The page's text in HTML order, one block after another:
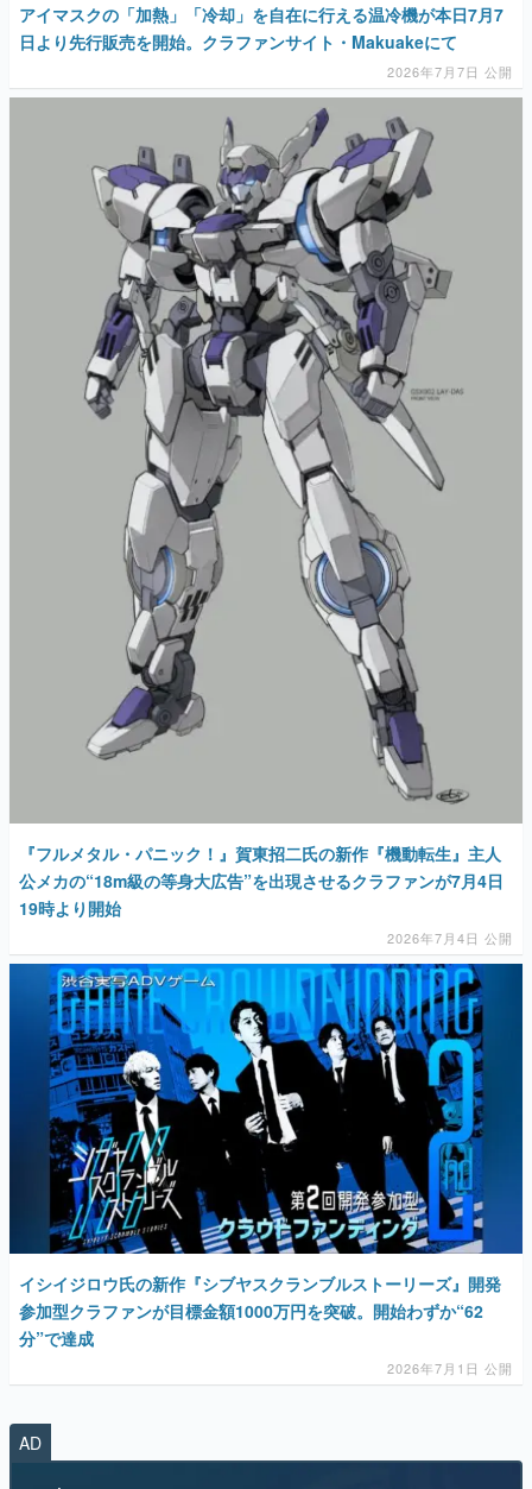
アイマスクの「加熱」「冷却」を自在に行える温冷機が本日7月7
日より先行販売を開始。クラファンサイト・Makuakeにて
2026年7月7日 公開
『フルメタル・パニック！』賀東招二氏の新作『機動転生』主人
公メカの“18m級の等身大広告”を出現させるクラファンが7月4日
19時より開始
2026年7月4日 公開
イシイジロウ氏の新作『シブヤスクランブルストーリーズ』開発
参加型クラファンが目標金額1000万円を突破。開始わずか“62
分”で達成
2026年7月1日 公開
AD